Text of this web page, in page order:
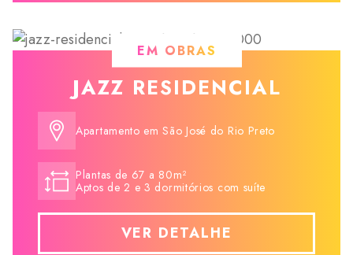
EM OBRAS
JAZZ RESIDENCIAL
Apartamento em São José do Rio Preto
Plantas de 67 a 80m²
Aptos de 2 e 3 dormitórios com suíte
VER DETALHE